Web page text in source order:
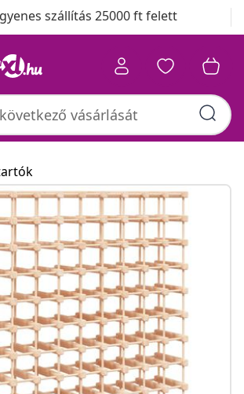
szállítás 25000 ft felett